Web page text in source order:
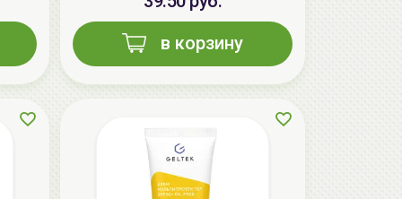
AiliCode Бальзам для волос
в корзину